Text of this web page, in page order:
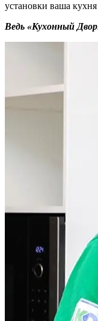
установки ваша кухня
Ведь «Кухонный